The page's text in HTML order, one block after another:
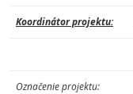
Koordinátor projektu:
Označenie projektu: